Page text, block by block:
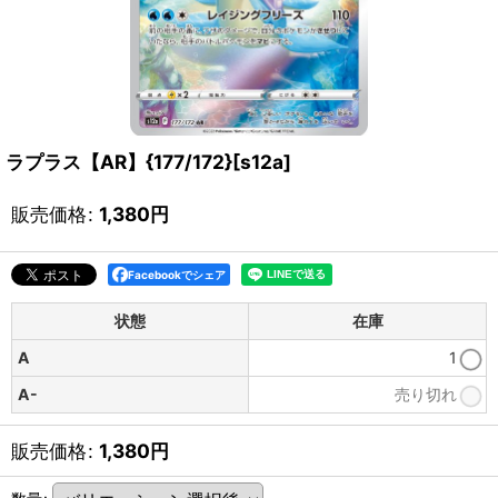
ラプラス【AR】{177/172}[s12a]
販売価格: 1,380円
Facebookでシェア
状態
在庫
A
1
A-
売り切れ
販売価格: 1,380円